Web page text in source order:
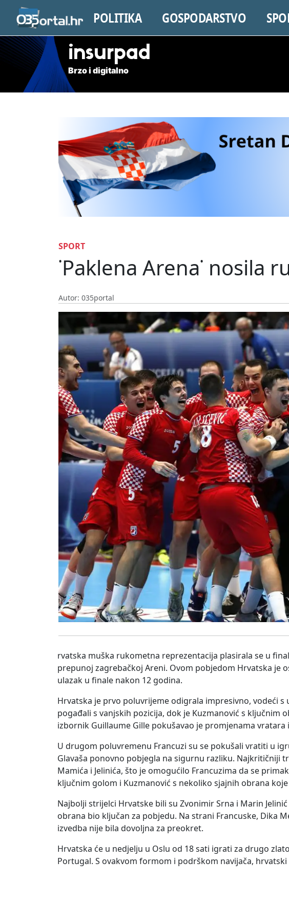
POLITIKA GOSPODARSTVO
insurpad
Brzo i digitalno
SPORT
˙Paklena Arena˙
Autor: 035portal
rvatska muška rukometna reprezentacija plasirala se u
prepunoj zagrebačkoj Areni. Ovom pobjedom Hrvatska je
ulazak u finale nakon 12 godina.
Hrvatska je prvo poluvrijeme odigrala impresivno, vodeći s
pogađali s vanjskih pozicija, dok je Kuzmanović s
izbornik Guillaume Gille pokušavao je promjenama
U drugom poluvremenu Francuzi su se pokušali vratiti u
Glavaša ponovno pobjegla na sigurnu razliku. Najkritičniji
Mamića i Jelinića, što je omogućilo Francuzima da se
ključnim golom i Kuzmanović s nekoliko sjajnih obrana
Najbolji strijelci Hrvatske bili su Zvonimir Srna i Marin
obrana bio ključan za pobjedu. Na strani Francuske, Dika
izvedba nije bila dovoljna za preokret.
Hrvatska će u nedjelju u Oslu od 18 sati igrati za drugo
Portugal. S ovakvom formom i podrškom navijača,